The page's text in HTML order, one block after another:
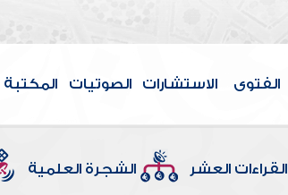
الفتوى الاستشارات الصوتيات المكتبة
القراءات العشر الشجرة العلمية